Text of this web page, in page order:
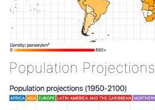
Population Projections